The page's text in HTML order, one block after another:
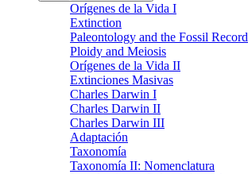
Orígenes de la Vida I
Extinction
Paleontology and the Fossil Record
Ploidy and Meiosis
Orígenes de la Vida II
Extinciones Masivas
Charles Darwin I
Charles Darwin II
Charles Darwin III
Adaptación
Taxonomía
Taxonomía II: Nomenclatura